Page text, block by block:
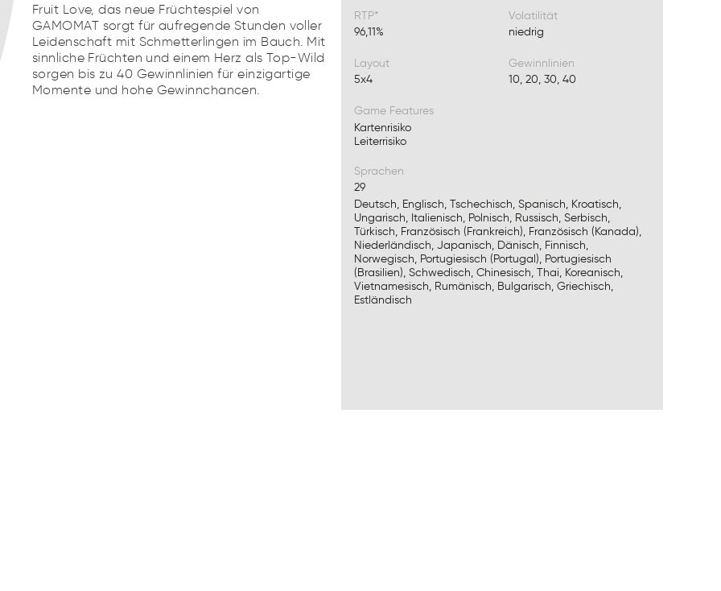
Fruit Love, das neue Früchtespiel von
GAMOMAT sorgt für aufregende Stunden voller
Leidenschaft mit Schmetterlingen im Bauch. Mit
sinnliche Früchten und einem Herz als Top-Wild
sorgen bis zu 40 Gewinnlinien für einzigartige
Momente und hohe Gewinnchancen.
RTP*
96,11%
Volatilität
niedrig
Layout
5x4
Gewinnlinien
10, 20, 30, 40
Game Features
Kartenrisiko
Leiterrisiko
Sprachen
29
Deutsch, Englisch, Tschechisch, Spanisch, Kroatisch,
Ungarisch, Italienisch, Polnisch, Russisch, Serbisch,
Türkisch, Französisch (Frankreich), Französisch (Kanada),
Niederländisch, Japanisch, Dänisch, Finnisch,
Norwegisch, Portugiesisch (Portugal), Portugiesisch
(Brasilien), Schwedisch, Chinesisch, Thai, Koreanisch,
Vietnamesisch, Rumänisch, Bulgarisch, Griechisch,
Estländisch